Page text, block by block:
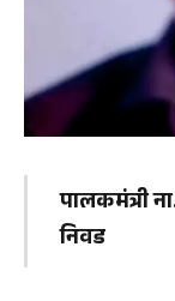
पालकमंत्री
निवड